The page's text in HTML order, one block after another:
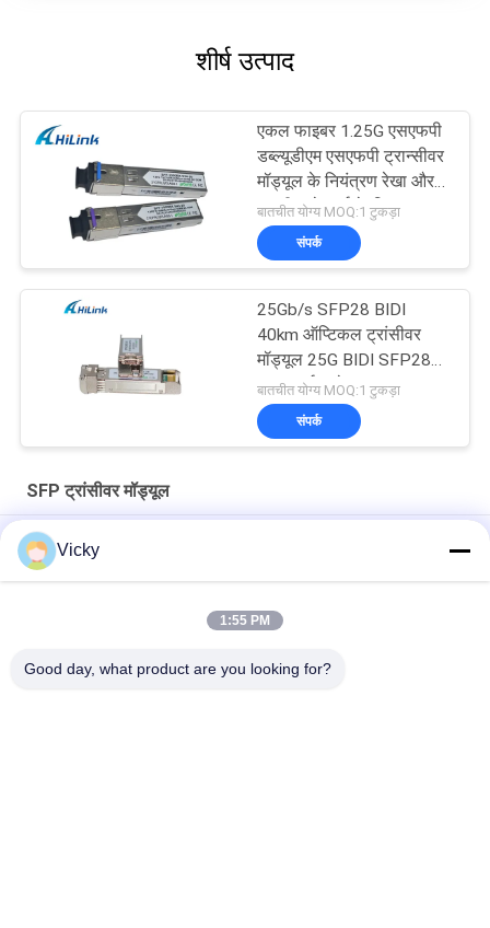
शीर्ष उत्पाद
एकल फाइबर 1.25G एसएफपी
डब्ल्यूडीएम एसएफपी ट्रान्सीवर
मॉड्यूल के नियंत्रण रेखा और
एससी कनेक्टर्स के लिए
बातचीत योग्य MOQ:1 टुकड़ा
संपर्क
25Gb/s SFP28 BIDI
40km ऑप्टिकल ट्रांसीवर
मॉड्यूल 25G BIDI SFP28
40KM ईथरनेट
बातचीत योग्य MOQ:1 टुकड़ा
संपर्क
SFP ट्रांसीवर मॉड्यूल
10G SFP+ ZR 110KM 1550NM SFP ट्रांसीवर मॉड्यूल EML LC कनेक्टर
डीडीएम के साथ डेप्लेक्स एलसी एसएम फाइबर 100 जी ऑप्टिकल फाइबर मॉड्यूल लंबी
Vicky
1:55 PM
Good day, what product are you looking for?